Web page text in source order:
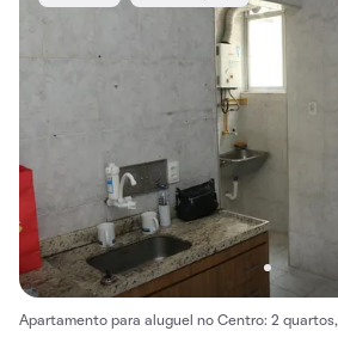
Apartamento para aluguel no Centro: 2